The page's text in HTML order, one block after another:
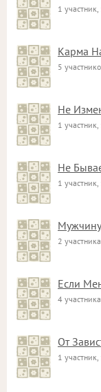
1
Карма
5
Не
1
Не
1
2
Если
4
От
1